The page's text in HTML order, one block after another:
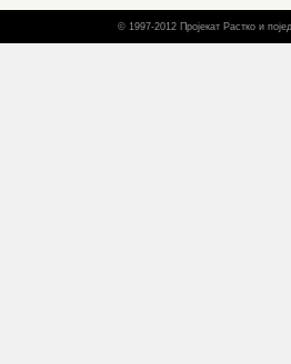
© 1997-2012 Пројекат Растко и